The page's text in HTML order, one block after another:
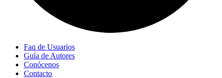
Faq de Usuarios
Guía de Autores
Conócenos
Contacto